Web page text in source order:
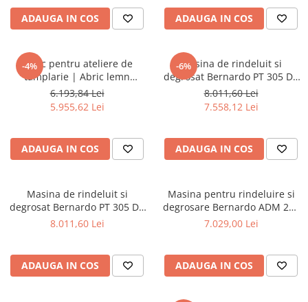
Masini de gaurit cu stand si
Masini de gaurit radiale
Masini de gaurit si frezat
Masini de gaurit cu freza
Masini de frezat universale
Masini de frezat cu batiu
Masini de frezat multifunctionale
Masini de frezat verticale
Masini de slefuit metal
Masini de lustruit
Masini de polizat bavuri cu perii
ADAUGA IN COS ADAUGA IN COS
-4%
Abric pentru ateliere de
tamplarie | Abric lemn
Bernardo PT 260 - 400 V
6.193,84 Lei
5.955,62 Lei
ADAUGA IN COS
-6%
Masina de rindeluit si
degrosat Bernardo PT 305 D -
230 V
8.011,60 Lei
7.558,12 Lei
ADAUGA IN COS
Masina de rindeluit si
degrosat Bernardo PT 305 D -
400 V
8.011,60 Lei
ADAUGA IN COS
Masina pentru rindeluire si
degrosare Bernardo ADM 260
- 230 V
7.029,00 Lei
ADAUGA IN COS